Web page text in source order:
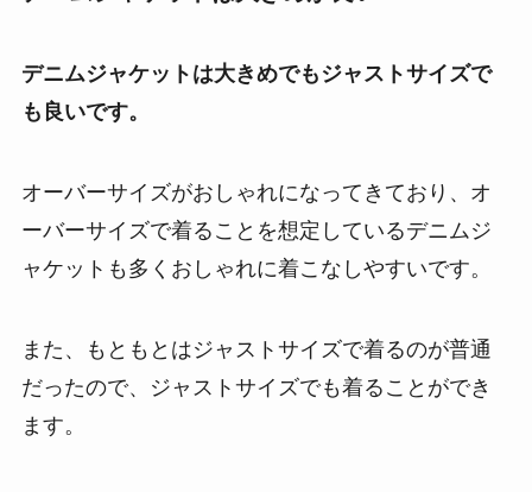
デニムジャケットは大きめでもジャストサイズで
も良いです。
オーバーサイズがおしゃれになってきており、オ
ーバーサイズで着ることを想定しているデニムジ
ャケットも多くおしゃれに着こなしやすいです。
また、もともとはジャストサイズで着るのが普通
だったので、ジャストサイズでも着ることができ
ます。